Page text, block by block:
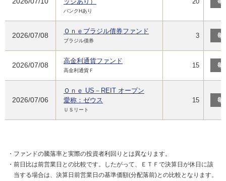
バンクHあり
2026/07/08
Ｏｎｅブラジル債券ファンド
ブラジル債券
3 毎
2026/07/08
高金利通貨ファンド
高金利通貨Ｆ
15 毎
2026/07/06
Ｏｎｅ US－REIT オープン
愛称：ゼウス
ＵＳリート
15 毎
・ファンドの騰落率と実際の投資者利回りとは異なります。
・前日比は前営業日との比較です。したがって、ＥＴＦで決算日が休日に該
当する場合は、決算日前営業日の基準価額(分配落前)との比較となります。